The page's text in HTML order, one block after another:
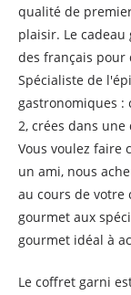
qualité de
plaisir. Le
des français pour
Spécialiste de
gastronomiques :
2, crées dans
Vous voulez faire
un ami, nous
au cours de votre
gourmet aux
gourmet idéal à
Le coffret garni